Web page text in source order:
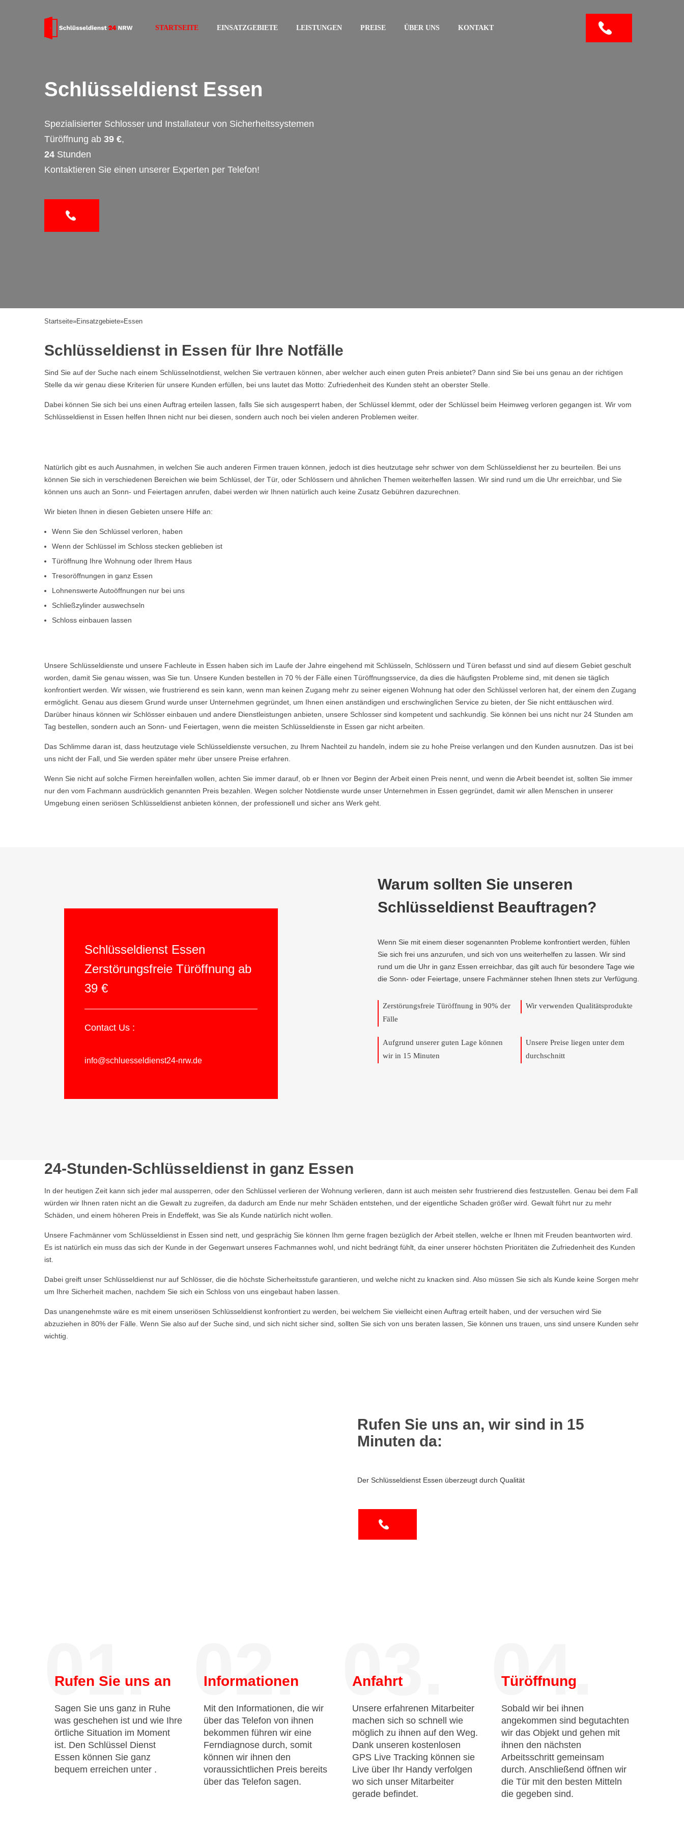
STARTSEITE EINSATZGEBIETE LEISTUNGEN PREISE ÜBER UNS KONTAKT
Schlüsseldienst Essen
Spezialisierter Schlosser und Installateur von Sicherheitssystemen
Türöffnung ab 39 €,
24 Stunden
Kontaktieren Sie einen unserer Experten per Telefon!
Startseite»Einsatzgebiete»Essen
Schlüsseldienst in Essen für Ihre Notfälle
Sind Sie auf der Suche nach einem Schlüsselnotdienst, welchen Sie vertrauen können, aber welcher auch einen guten Preis anbietet? Dann sind Sie bei uns genau an der richtigen
Stelle da wir genau diese Kriterien für unsere Kunden erfüllen, bei uns lautet das Motto: Zufriedenheit des Kunden steht an oberster Stelle.
Dabei können Sie sich bei uns einen Auftrag erteilen lassen, falls Sie sich ausgesperrt haben, der Schlüssel klemmt, oder der Schlüssel beim Heimweg verloren gegangen ist. Wir vom
Schlüsseldienst in Essen helfen Ihnen nicht nur bei diesen, sondern auch noch bei vielen anderen Problemen weiter.
Natürlich gibt es auch Ausnahmen, in welchen Sie auch anderen Firmen trauen können, jedoch ist dies heutzutage sehr schwer von dem Schlüsseldienst her zu beurteilen. Bei uns
können Sie sich in verschiedenen Bereichen wie beim Schlüssel, der Tür, oder Schlössern und ähnlichen Themen weiterhelfen lassen. Wir sind rund um die Uhr erreichbar, und Sie
können uns auch an Sonn- und Feiertagen anrufen, dabei werden wir Ihnen natürlich auch keine Zusatz Gebühren dazurechnen.
Wir bieten Ihnen in diesen Gebieten unsere Hilfe an:
Wenn Sie den Schlüssel verloren, haben
Wenn der Schlüssel im Schloss stecken geblieben ist
Türöffnung Ihre Wohnung oder Ihrem Haus
Tresoröffnungen in ganz Essen
Lohnenswerte Autoöffnungen nur bei uns
Schließzylinder auswechseln
Schloss einbauen lassen
Unsere Schlüsseldienste und unsere Fachleute in Essen haben sich im Laufe der Jahre eingehend mit Schlüsseln, Schlössern und Türen befasst und sind auf diesem Gebiet geschult
worden, damit Sie genau wissen, was Sie tun. Unsere Kunden bestellen in 70 % der Fälle einen Türöffnungsservice, da dies die häufigsten Probleme sind, mit denen sie täglich
konfrontiert werden. Wir wissen, wie frustrierend es sein kann, wenn man keinen Zugang mehr zu seiner eigenen Wohnung hat oder den Schlüssel verloren hat, der einem den Zugang
ermöglicht. Genau aus diesem Grund wurde unser Unternehmen gegründet, um Ihnen einen anständigen und erschwinglichen Service zu bieten, der Sie nicht enttäuschen wird.
Darüber hinaus können wir Schlösser einbauen und andere Dienstleistungen anbieten, unsere Schlosser sind kompetent und sachkundig. Sie können bei uns nicht nur 24 Stunden am
Tag bestellen, sondern auch an Sonn- und Feiertagen, wenn die meisten Schlüsseldienste in Essen gar nicht arbeiten.
Das Schlimme daran ist, dass heutzutage viele Schlüsseldienste versuchen, zu Ihrem Nachteil zu handeln, indem sie zu hohe Preise verlangen und den Kunden ausnutzen. Das ist bei
uns nicht der Fall, und Sie werden später mehr über unsere Preise erfahren.
Wenn Sie nicht auf solche Firmen hereinfallen wollen, achten Sie immer darauf, ob er Ihnen vor Beginn der Arbeit einen Preis nennt, und wenn die Arbeit beendet ist, sollten Sie immer
nur den vom Fachmann ausdrücklich genannten Preis bezahlen. Wegen solcher Notdienste wurde unser Unternehmen in Essen gegründet, damit wir allen Menschen in unserer
Umgebung einen seriösen Schlüsseldienst anbieten können, der professionell und sicher ans Werk geht.
Schlüsseldienst Essen
Zerstörungsfreie Türöffnung ab
39 €
Contact Us :
info@schluesseldienst24-nrw.de
Warum sollten Sie unseren
Schlüsseldienst Beauftragen?
Wenn Sie mit einem dieser sogenannten Probleme konfrontiert werden, fühlen
Sie sich frei uns anzurufen, und sich von uns weiterhelfen zu lassen. Wir sind
rund um die Uhr in ganz Essen erreichbar, das gilt auch für besondere Tage wie
die Sonn- oder Feiertage, unsere Fachmänner stehen Ihnen stets zur Verfügung.
Zerstörungsfreie Türöffnung in 90% der
Fälle
Wir verwenden Qualitätsprodukte
Aufgrund unserer guten Lage können
wir in 15 Minuten
Unsere Preise liegen unter dem
durchschnitt
24-Stunden-Schlüsseldienst in ganz Essen
In der heutigen Zeit kann sich jeder mal aussperren, oder den Schlüssel verlieren der Wohnung verlieren, dann ist auch meisten sehr frustrierend dies festzustellen. Genau bei dem Fall
würden wir Ihnen raten nicht an die Gewalt zu zugreifen, da dadurch am Ende nur mehr Schäden entstehen, und der eigentliche Schaden größer wird. Gewalt führt nur zu mehr
Schäden, und einem höheren Preis in Endeffekt, was Sie als Kunde natürlich nicht wollen.
Unsere Fachmänner vom Schlüsseldienst in Essen sind nett, und gesprächig Sie können Ihm gerne fragen bezüglich der Arbeit stellen, welche er Ihnen mit Freuden beantworten wird.
Es ist natürlich ein muss das sich der Kunde in der Gegenwart unseres Fachmannes wohl, und nicht bedrängt fühlt, da einer unserer höchsten Prioritäten die Zufriedenheit des Kunden
ist.
Dabei greift unser Schlüsseldienst nur auf Schlösser, die die höchste Sicherheitsstufe garantieren, und welche nicht zu knacken sind. Also müssen Sie sich als Kunde keine Sorgen mehr
um Ihre Sicherheit machen, nachdem Sie sich ein Schloss von uns eingebaut haben lassen.
Das unangenehmste wäre es mit einem unseriösen Schlüsseldienst konfrontiert zu werden, bei welchem Sie vielleicht einen Auftrag erteilt haben, und der versuchen wird Sie
abzuziehen in 80% der Fälle. Wenn Sie also auf der Suche sind, und sich nicht sicher sind, sollten Sie sich von uns beraten lassen, Sie können uns trauen, uns sind unsere Kunden sehr
wichtig.
Rufen Sie uns an, wir sind in 15
Minuten da:
Der Schlüsseldienst Essen überzeugt durch Qualität
01.
Rufen Sie uns an
Sagen Sie uns ganz in Ruhe
was geschehen ist und wie Ihre
örtliche Situation im Moment
ist. Den Schlüssel Dienst
Essen können Sie ganz
bequem erreichen unter .
02.
Informationen
Mit den Informationen, die wir
über das Telefon von ihnen
bekommen führen wir eine
Ferndiagnose durch, somit
können wir ihnen den
voraussichtlichen Preis bereits
über das Telefon sagen.
03.
Anfahrt
Unsere erfahrenen Mitarbeiter
machen sich so schnell wie
möglich zu ihnen auf den Weg.
Dank unseren kostenlosen
GPS Live Tracking können sie
Live über Ihr Handy verfolgen
wo sich unser Mitarbeiter
gerade befindet.
04.
Türöffnung
Sobald wir bei ihnen
angekommen sind begutachten
wir das Objekt und gehen mit
ihnen den nächsten
Arbeitsschritt gemeinsam
durch. Anschließend öffnen wir
die Tür mit den besten Mitteln
die gegeben sind.